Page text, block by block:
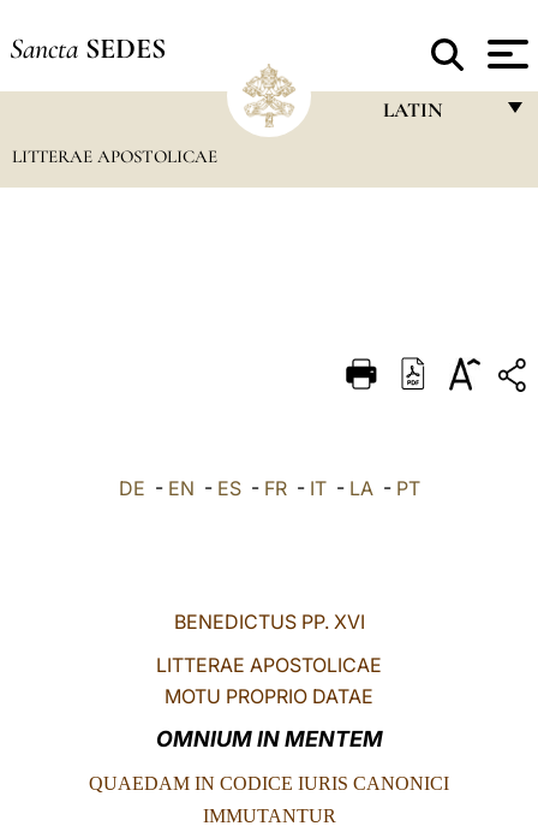
Sancta SEDES
LATIN
DEUTSCH
العربيّة
LITTERAE APOSTOLICAE
DE - EN - ES- FR- IT- LA- PT
BENEDICTUS PP. XVI
LITTERAE APOSTOLICAE
MOTU PROPRIO DATAE
OMNIUM IN MENTEM
QUAEDAM IN CODICE IURIS CANONICI
IMMUTANTUR